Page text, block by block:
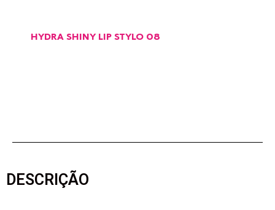
HYDRA SHINY LIP STYLO 08
DESCRIÇÃO